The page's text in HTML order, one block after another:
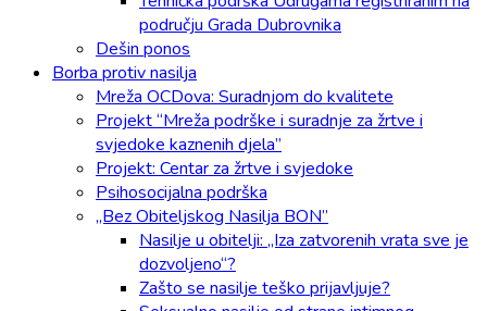
području Grada Dubrovnika
Dešin ponos
Borba protiv nasilja
Mreža OCDova: Suradnjom do kvalitete
Projekt “Mreža podrške i suradnje za žrtve i
svjedoke kaznenih djela”
Projekt: Centar za žrtve i svjedoke
Psihosocijalna podrška
„Bez Obiteljskog Nasilja BON”
Nasilje u obitelji: „Iza zatvorenih vrata sve je
dozvoljeno“?
Zašto se nasilje teško prijavljuje?